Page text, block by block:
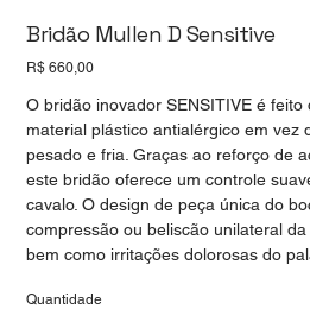
Bridão Mullen D Sensitive
Preço
R$ 660,00
O bridão inovador SENSITIVE é
material plástico antialérgico em vez
pesado e fria. Graças ao reforço de
este bridão oferece um controle
cavalo. O design de peça única do
compressão ou beliscão unilateral da
bem como irritações dolorosas do
Quantidade